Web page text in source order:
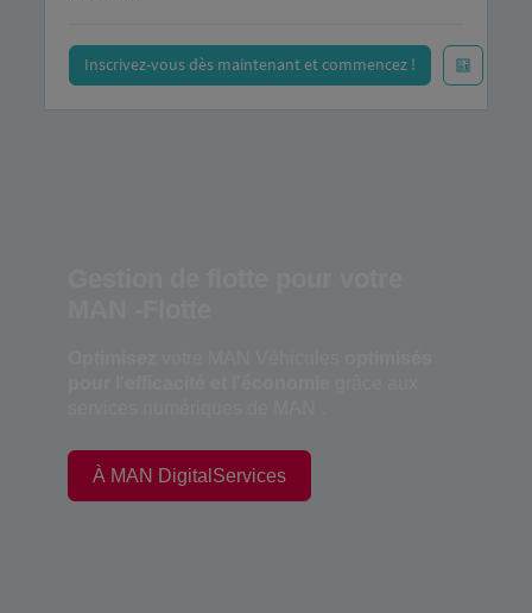
Inscrivez-vous dès maintenant et commencez !
À MAN DigitalServices